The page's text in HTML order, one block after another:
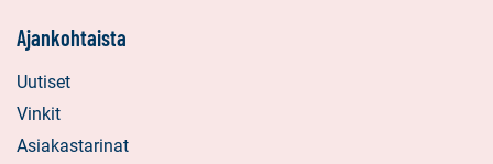
Ajankohtaista
Uutiset
Vinkit
Asiakastarinat